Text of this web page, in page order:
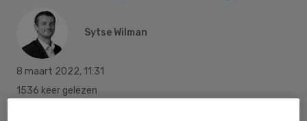
Sytse Wilman
8 maart 2022, 11:31
1536 keer gelezen